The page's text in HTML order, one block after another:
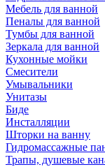
Мебель для ванной
Пеналы для ванной
Тумбы для ванной
Зеркала для ванной
Кухонные мойки
Смесители
Умывальники
Унитазы
Биде
Инсталляции
Шторки на ванну
Гидромассажные
Трапы, душевые